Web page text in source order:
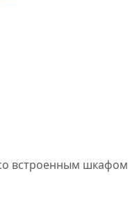
встроенным шкафом